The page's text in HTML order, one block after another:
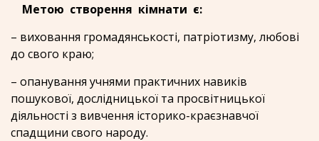
Метою створення кімнати є:
– виховання громадянськості, патріотизму, любові
до свого краю;
– опанування учнями практичних навиків
пошукової, дослідницької та просвітницької
діяльності з вивчення історико-краєзнавчої
спадщини свого народу.